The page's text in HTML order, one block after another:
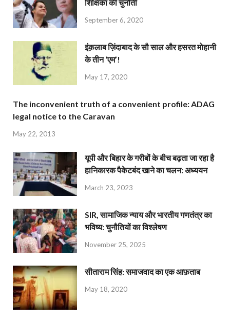
शिक्षिका की चुनौती
September 6, 2020
इंक़लाब ज़िंदाबाद के सौ साल और हसरत मोहानी
के तीन ‘एम’!
May 17, 2020
The inconvenient truth of a convenient profile: ADAG
legal notice to the Caravan
May 22, 2013
यूपी और बिहार के गरीबों के बीच बढ़ता जा रहा है
हानिकारक पैकेटबंद खाने का चलन: अध्ययन
March 23, 2023
SIR, सामाजिक न्याय और भारतीय गणतंत्र का
भविष्य: चुनौतियों का विश्लेषण
November 25, 2025
सीताराम सिंह: समाजवाद का एक आफ़ताब
May 18, 2020